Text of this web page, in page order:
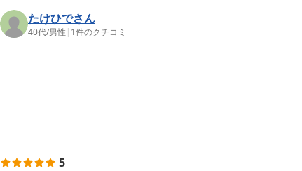
たけひでさん
40代/男性 | 1件のクチコミ
5